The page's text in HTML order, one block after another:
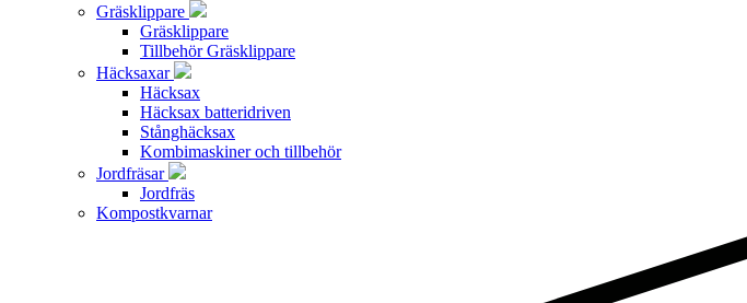
Gräsklippare
Gräsklippare
Tillbehör Gräsklippare
Häcksaxar
Häcksax
Häcksax batteridriven
Stånghäcksax
Kombimaskiner och tillbehör
Jordfräsar
Jordfräs
Kompostkvarnar